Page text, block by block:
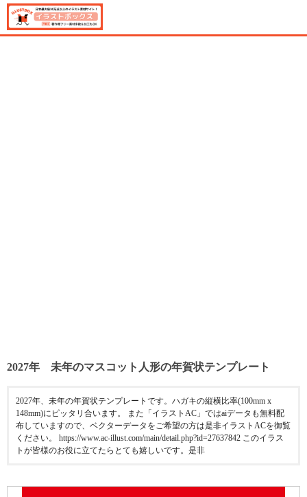
2027年 未年のマスコット人形の年賀状テンプレート
2027年、未年の年賀状テンプレートです。ハガキの縦横比率(100mm x
148mm)にピッタリ合います。 また「イラストAC」ではaiデータも無料配
布していますので、ベクターデータをご希望の方は是非イラストACを御覧
ください。 https://www.ac-illust.com/main/detail.php?id=27637842 このイラス
トが皆様のお役に立てたらとても嬉しいです。是非